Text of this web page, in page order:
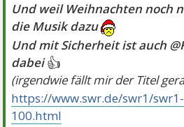
Und weil Weihnachten noch
die Musik dazu
Und mit Sicherheit ist auch
dabei👍
(irgendwie fällt mir der Titel
https://www.swr.de/swr1/
100.html